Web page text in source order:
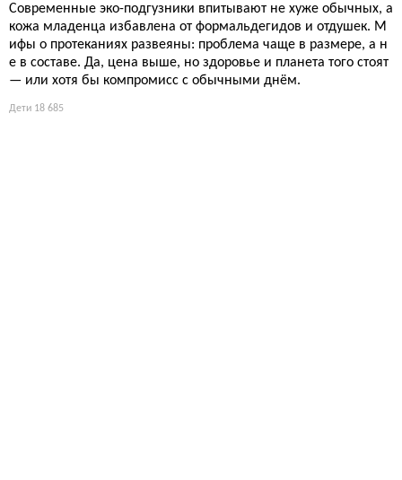
Современные эко-подгузники впитывают не хуже обычных, а
кожа младенца избавлена от формальдегидов и отдушек. М
ифы о протеканиях развеяны: проблема чаще в размере, а н
е в составе. Да, цена выше, но здоровье и планета того стоят
— или хотя бы компромисс с обычными днём.
Дети 18 685